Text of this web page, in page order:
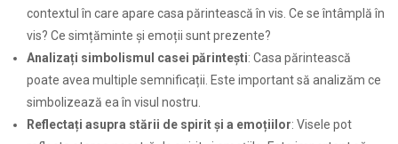
contextul în care apare casa părintească în vis. Ce se întâmplă în
vis? Ce simțăminte și emoții sunt prezente?
Analizați simbolismul casei părintești: Casa părintească
poate avea multiple semnificații. Este important să analizăm ce
simbolizează ea în visul nostru.
Reflectați asupra stării de spirit și a emoțiilor: Visele pot